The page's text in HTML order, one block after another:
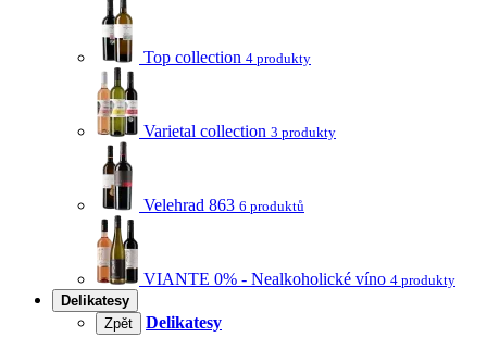
Top collection 4 produkty
Varietal collection 3 produkty
Velehrad 863 6 produktů
VIANTE 0% - Nealkoholické víno 4 produkty
Delikatesy
Zpět
Delikatesy